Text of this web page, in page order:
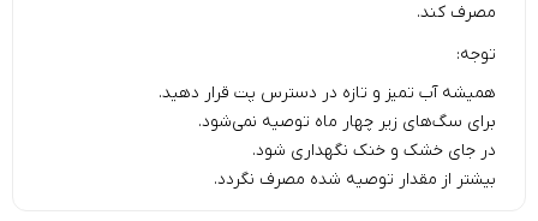
مصرف کند.
توجه:
همیشه آب تمیز و تازه در دسترس پت قرار دهید.
برای سگ‌های زیر چهار ماه توصیه نمی‌شود.
در جای خشک و خنک نگهداری شود.
بیشتر از مقدار توصیه شده مصرف نگردد.